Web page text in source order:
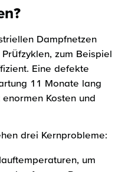
Dampfnetzen
zum Beispiel
Eine defekte
11 Monate lang
Kosten und
drei Kernprobleme:
um